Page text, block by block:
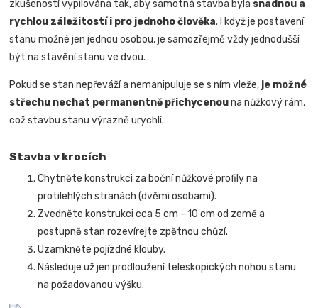
zkušeností vypilována tak, aby samotná stavba byla snadnou a
rychlou záležitostí i pro jednoho člověka.
I když je postavení
stanu možné jen jednou osobou, je samozřejmě vždy jednodušší
být na stavění stanu ve dvou.
Pokud se stan nepřeváží a nemanipuluje se s ním vleže, je možné
střechu nechat permanentně přichycenouna nůžkový rám,
což stavbu stanu výrazně urychlí.
Stavba v krocích
Chytněte konstrukci za boční nůžkové profily na
protilehlých stranách (dvěmi osobami).
Zvedněte konstrukci cca 5 cm - 10 cm od země a
postupně stan rozevírejte zpětnou chůzí.
Uzamkněte pojízdné klouby.
Následuje už jen prodloužení teleskopických nohou stanu
na požadovanou výšku.